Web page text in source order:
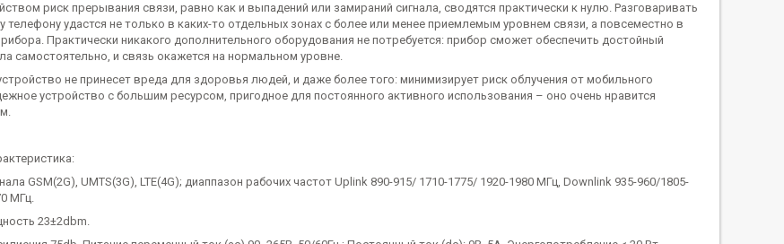
риск прерывания связи, равно как и выпадений или замираний сигнала, сводятся практически к нулю. Разговаривать
телефону удастся не только в каких-то отдельных зонах с более или менее приемлемым уровнем связи, а повсеместно в
Практически никакого дополнительного оборудования не потребуется: прибор сможет обеспечить достойный
самостоятельно, и связь окажется на нормальном уровне.
не принесет вреда для здоровья людей, и даже более того: минимизирует риск облучения от мобильного
устройство с большим ресурсом, пригодное для постоянного активного использования – оно очень нравится
GSM(2G), UMTS(3G), LTE(4G); диаппазон рабочих частот Uplink 890-915/ 1710-1775/ 1920-1980 МГц, Downlink 935-960/1805-
МГц.
23±2dbm.